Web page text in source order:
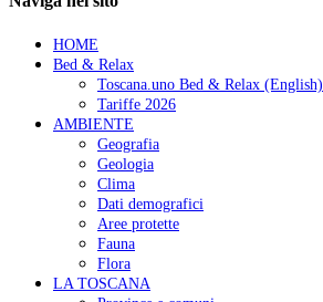
HOME
Bed & Relax
Toscana.uno Bed & Relax (English)
Tariffe 2026
AMBIENTE
Geografia
Geologia
Clima
Dati demografici
Aree protette
Fauna
Flora
LA TOSCANA